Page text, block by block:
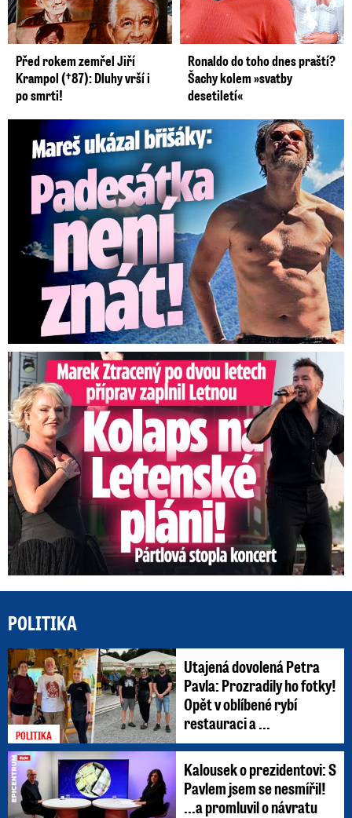
Před rokem zemřel Jiří
Krampol (†87): Dluhy vrší i
po smrti!
Ronaldo do toho dnes praští?
Šachy kolem »svatby
desetiletí«
Mareš v dokonalé formě ukázal břišáky: Padesátka není znát
Marek Ztracený na Letné: Pártlová stopla koncert
POLITIKA
POLITIKA
Utajená dovolená Petra
Pavla: Prozradily ho fotky!
Opět v oblíbené rybí
restauraci a ...
Kalousek o prezidentovi: S
Pavlem jsem se nesmířil!
...a promluvil o návratu